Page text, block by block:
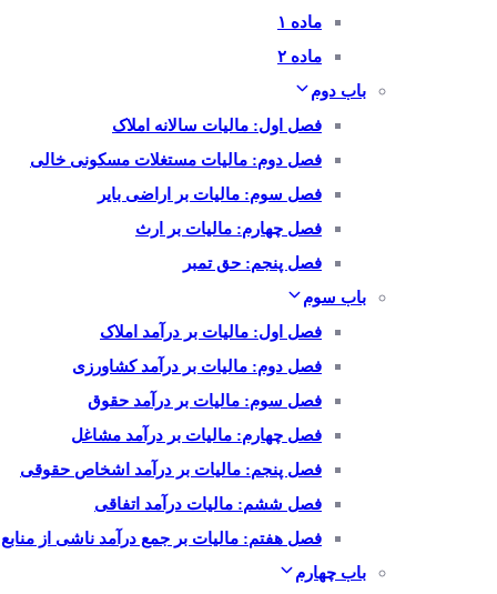
ماده ۱
ماده ۲
باب دوم
فصل اول: مالیات سالانه املاک
فصل دوم: مالیات مستغلات مسکونی خالی
فصل سوم: مالیات بر اراضی بایر
فصل چهارم: مالیات بر ارث
فصل پنجم: حق تمبر
باب سوم
فصل اول: مالیات بر درآمد املاک
فصل دوم: مالیات بر درآمد کشاورزی
فصل سوم: مالیات بر درآمد حقوق
فصل چهارم: مالیات بر درآمد مشاغل
فصل پنجم: مالیات بر درآمد اشخاص حقوقی
فصل ششم: مالیات درآمد اتفاقی
فصل هفتم: مالیات بر جمع درآمد ناشی از
باب چهارم